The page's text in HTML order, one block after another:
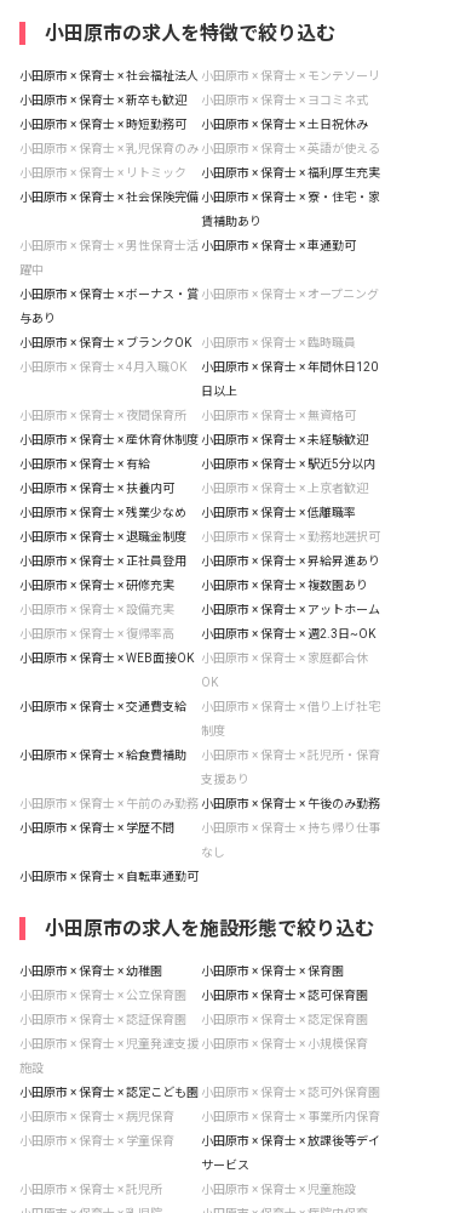
小田原市の求人を特徴で絞り込む
小田原市 × 保育士 × 社会福祉法人 小田原市 × 保育士 × モンテソーリ
小田原市 × 保育士 × 新卒も歓迎
小田原市 × 保育士 × ヨコミネ式
小田原市 × 保育士 × 時短勤務可
小田原市 × 保育士 × 土日祝休み
小田原市 × 保育士 × 乳児保育のみ 小田原市 × 保育士 × 英語が使える
小田原市 × 保育士 × リトミック
小田原市 × 保育士 × 福利厚生充実
小田原市 × 保育士 × 社会保険完備 小田原市 × 保育士 × 寮・住宅・家
賃補助あり
小田原市 × 保育士 × 男性保育士活
躍中
小田原市 × 保育士 × 車通勤可
小田原市 × 保育士 × ボーナス・賞
与あり
小田原市 × 保育士 × オープニング
小田原市 × 保育士 × ブランクOK
小田原市 × 保育士 × 臨時職員
小田原市 × 保育士 × 4月入職OK
小田原市 × 保育士 × 年間休日120
日以上
小田原市 × 保育士 × 夜間保育所
小田原市 × 保育士 × 無資格可
小田原市 × 保育士 × 産休育休制度 小田原市 × 保育士 × 未経験歓迎
小田原市 × 保育士 × 有給
小田原市 × 保育士 × 駅近5分以内
小田原市 × 保育士 × 扶養内可
小田原市 × 保育士 × 上京者歓迎
小田原市 × 保育士 × 残業少なめ
小田原市 × 保育士 × 低離職率
小田原市 × 保育士 × 退職金制度
小田原市 × 保育士 × 勤務地選択可
小田原市 × 保育士 × 正社員登用
小田原市 × 保育士 × 昇給昇進あり
小田原市 × 保育士 × 研修充実
小田原市 × 保育士 × 複数園あり
小田原市 × 保育士 × 設備充実
小田原市 × 保育士 × アットホーム
小田原市 × 保育士 × 復帰率高
小田原市 × 保育士 × 週2.3日~OK
小田原市 × 保育士 × WEB面接OK
小田原市 × 保育士 × 家庭都合休
OK
小田原市 × 保育士 × 交通費支給
小田原市 × 保育士 × 借り上げ社宅
制度
小田原市 × 保育士 × 給食費補助
小田原市 × 保育士 × 託児所・保育
支援あり
小田原市 × 保育士 × 午前のみ勤務 小田原市 × 保育士 × 午後のみ勤務
小田原市 × 保育士 × 学歴不問
小田原市 × 保育士 × 持ち帰り仕事
なし
小田原市 × 保育士 × 自転車通勤可
小田原市の求人を施設形態で絞り込む
小田原市 × 保育士 × 幼稚園
小田原市 × 保育士 × 保育園
小田原市 × 保育士 × 公立保育園
小田原市 × 保育士 × 認可保育園
小田原市 × 保育士 × 認証保育園
小田原市 × 保育士 × 認定保育園
小田原市 × 保育士 × 児童発達支援
施設
小田原市 × 保育士 × 小規模保育
小田原市 × 保育士 × 認定こども園 小田原市 × 保育士 × 認可外保育園
小田原市 × 保育士 × 病児保育
小田原市 × 保育士 × 事業所内保育
小田原市 × 保育士 × 学童保育
小田原市 × 保育士 × 放課後等デイ
サービス
小田原市 × 保育士 × 託児所
小田原市 × 保育士 × 児童施設